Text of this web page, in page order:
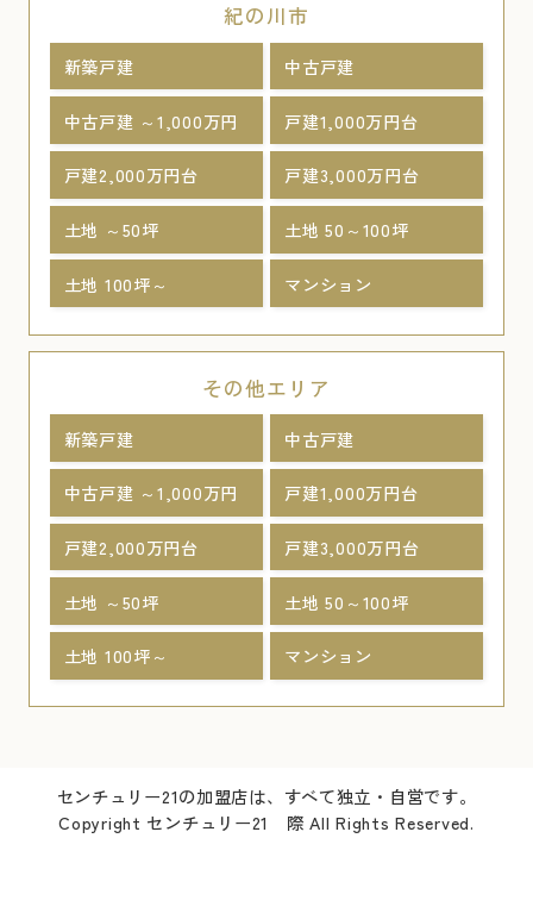
紀の川市
新築戸建 中古戸建
中古戸建 ～1,000万円 戸建1,000万円台
戸建2,000万円台 戸建3,000万円台
土地 ～50坪 土地 50～100坪
土地 100坪～ マンション
その他エリア
新築戸建 中古戸建
中古戸建 ～1,000万円 戸建1,000万円台
戸建2,000万円台 戸建3,000万円台
土地 ～50坪 土地 50～100坪
土地 100坪～ マンション
センチュリー21の加盟店は、すべて独立・自営です。
Copyright センチュリー21 際 All Rights Reserved.